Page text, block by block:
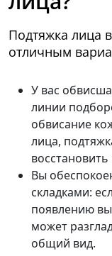
Подтяжка лица
отличным
У вас
линии
обвисание
лица,
Вы
складками:
появлению
может
общий вид.